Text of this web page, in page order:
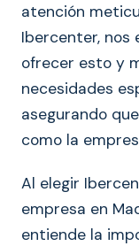
atención
Ibercenter, nos
ofrecer esto y
necesidades
asegurando
como la
Al elegir
empresa en
entiende la